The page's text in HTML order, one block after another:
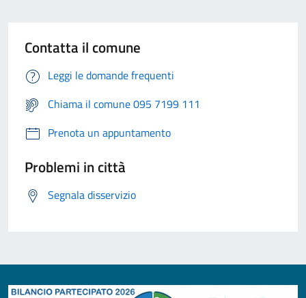
Contatta il comune
Leggi le domande frequenti
Chiama il comune 095 7199 111
Prenota un appuntamento
Problemi in città
Segnala disservizio